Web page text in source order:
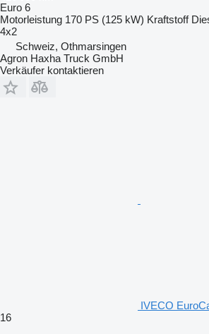
Euro 6
Motorleistung 170 PS (125 kW) Kraftstoff
4x2
Schweiz, Othmarsingen
Agron Haxha Truck GmbH
Verkäufer kontaktieren
IVECO
16